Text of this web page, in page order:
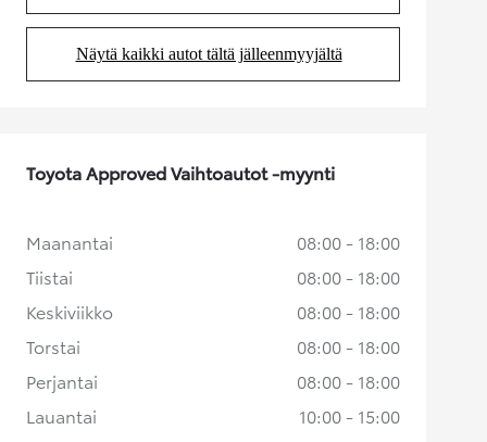
Näytä kaikki autot tältä jälleenmyyjältä
(Aukeaa uudessa välilehdessä)
Toyota Approved Vaihtoautot -myynti
Maanantai
08:00 - 18:00
Tiistai
08:00 - 18:00
Keskiviikko
08:00 - 18:00
Torstai
08:00 - 18:00
Perjantai
08:00 - 18:00
Lauantai
10:00 - 15:00